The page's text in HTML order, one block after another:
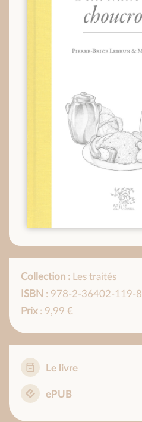
Collection : Les traités
ISBN : 978-2-36402-119-8
Prix: 9,99 €
Le livre
ePUB